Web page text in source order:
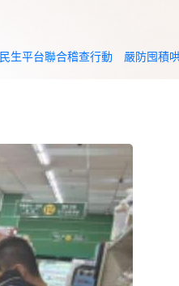
生平台聯合稽查行動 嚴防囤積